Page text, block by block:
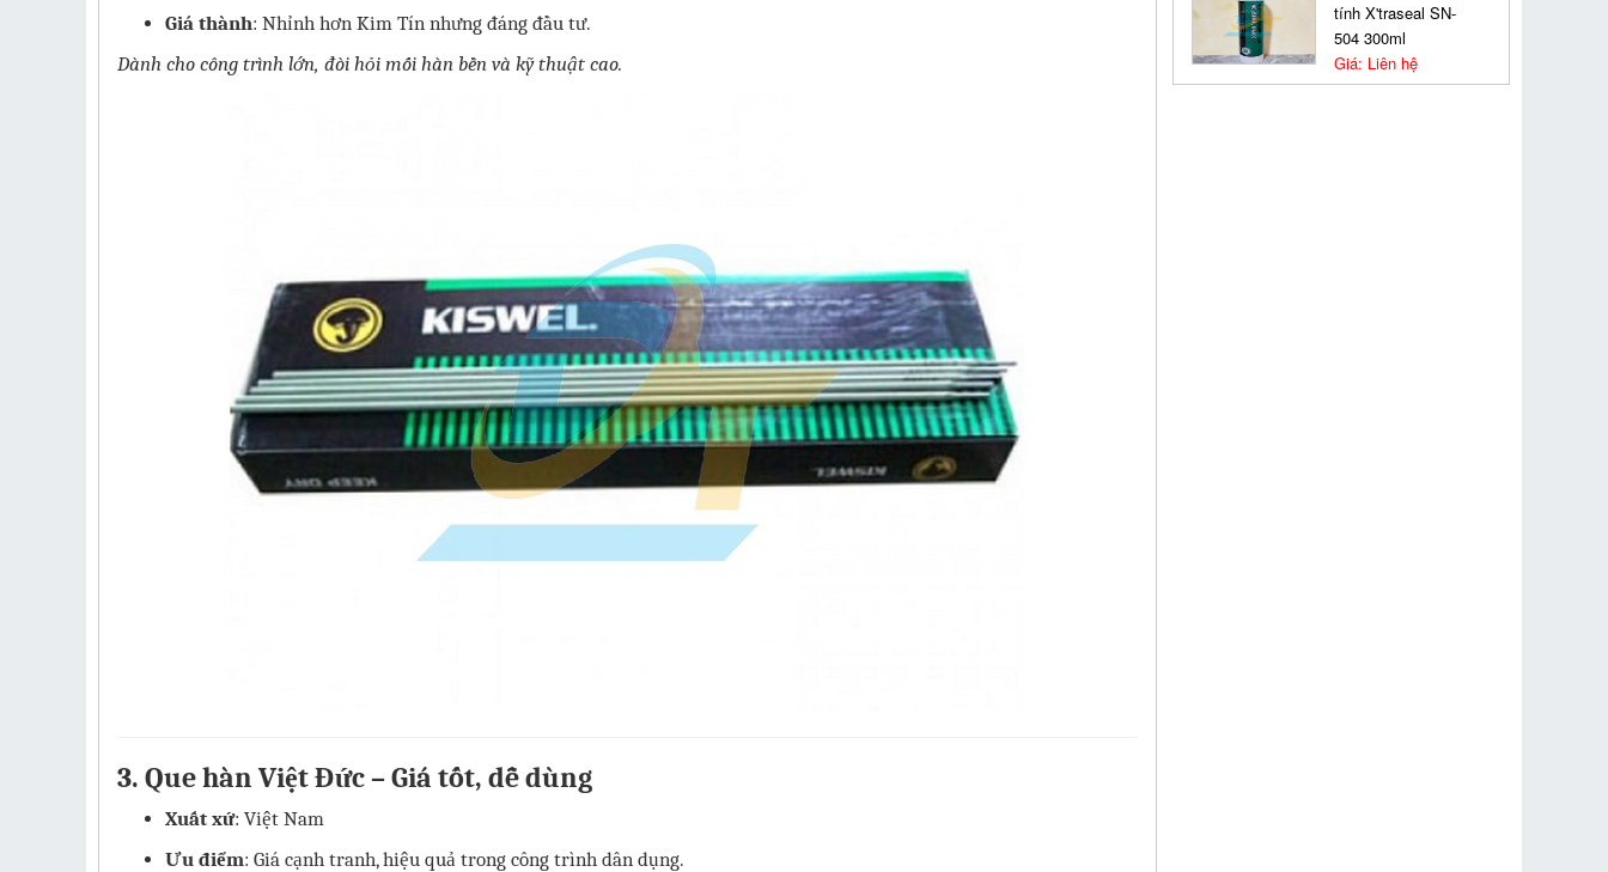
Giá thành: Nhỉnh hơn Kim Tín nhưng đáng đầu tư.
Dành cho công trình lớn, đòi hỏi mối hàn bền và kỹ thuật cao.
3. Que hàn Việt Đức – Giá tốt, dễ dùng
Xuất xứ: Việt Nam
Ưu điểm: Giá cạnh tranh, hiệu quả trong công trình dân dụng.
tính X'traseal SN-
504 300ml
Giá: Liên hệ